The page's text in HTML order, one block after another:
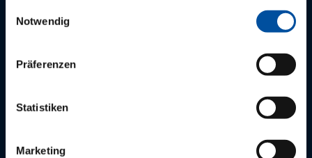
Notwendig
Präferenzen
Statistiken
Marketing
Aktuelle Nachrichten zur Praxis der Privatabrechnung.
0621.164 200